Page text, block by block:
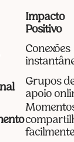
Impacto
Positivo
Conexões
Grupos
apoio
facilmente